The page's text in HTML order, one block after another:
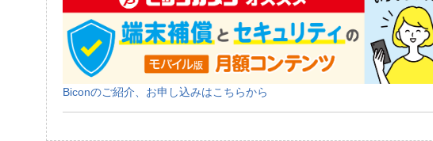
Biconのご紹介、お申し込みはこちらから